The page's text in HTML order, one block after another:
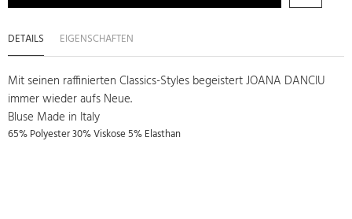
DETAILS EIGENSCHAFTEN
Mit seinen raffinierten Classics-Styles begeistert JOANA DANCIU
immer wieder aufs Neue.
Bluse Made in Italy
65% Polyester 30% Viskose 5% Elasthan